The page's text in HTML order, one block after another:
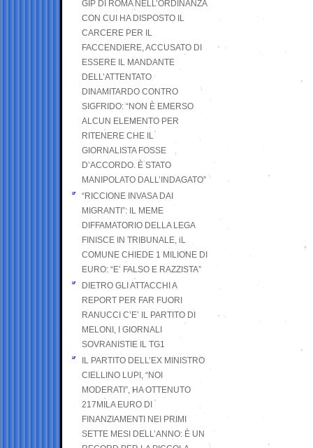
GIP DI ROMA NELL’ORDINANZA
CON CUI HA DISPOSTO IL
CARCERE PER IL
FACCENDIERE, ACCUSATO DI
ESSERE IL MANDANTE
DELL’ATTENTATO
DINAMITARDO CONTRO
SIGFRIDO: “NON È EMERSO
ALCUN ELEMENTO PER
RITENERE CHE IL
GIORNALISTA FOSSE
D’ACCORDO. È STATO
MANIPOLATO DALL’INDAGATO”
“RICCIONE INVASA DAI
MIGRANTI”: IL MEME
DIFFAMATORIO DELLA LEGA
FINISCE IN TRIBUNALE, iL
COMUNE CHIEDE 1 MILIONE DI
EURO: “E’ FALSO E RAZZISTA”
DIETRO GLI ATTACCHI A
REPORT PER FAR FUORI
RANUCCI C’E’ IL PARTITO DI
MELONI, I GIORNALI
SOVRANISTIE IL TG1
IL PARTITO DELL’EX MINISTRO
CIELLINO LUPI, “NOI
MODERATI”, HA OTTENUTO
217MILA EURO DI
FINANZIAMENTI NEI PRIMI
SETTE MESI DELL’ANNO: È UN